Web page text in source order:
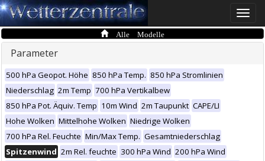
Toggle
Alle Modelle
Parameter
500 hPa Geopot. Höhe 850 hPa Temp. 850 hPa Stromlinien
Niederschlag 2m Temp 700 hPa Vertikalbew
850 hPa Pot. Äquiv. Temp 10m Wind 2m Taupunkt CAPE/LI
Hohe Wolken Mittelhohe Wolken Niedrige Wolken
700 hPa Rel. Feuchte Min/Max Temp. Gesamtniederschlag
Spitzenwind 2m Rel. feuchte 300 hPa Wind 200 hPa Wind